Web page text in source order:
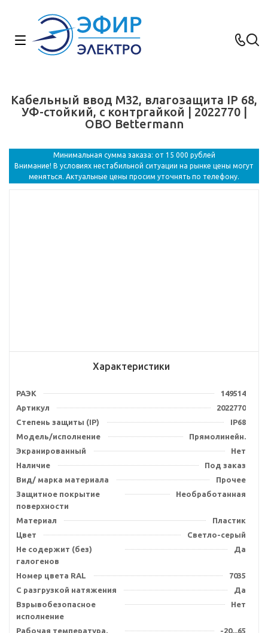
Кабельный ввод M32, влагозащита IP 68,
УФ-стойкий, с контргайкой | 2022770 |
OBO Bettermann
Минимальная сумма заказа: от 15 000 рублей
Внимание! В условиях нестабильной ситуации на рынке цены могут
меняться. Актуальные цены просим уточнять по телефону.
Характеристики
РАЭК
149514
Артикул
2022770
Степень защиты (IP)
IP68
Модель/исполнение
Прямолинейн.
Экранированный
Нет
Наличие
Под заказ
Вид/ марка материала
Прочее
Защитное покрытие
поверхности
Необработанная
Материал
Пластик
Цвет
Светло-серый
Не содержит (без)
галогенов
Да
Номер цвета RAL
7035
С разгрузкой натяжения
Да
Взрывобезопасное
исполнение
Нет
Рабочая температура,
-20...65